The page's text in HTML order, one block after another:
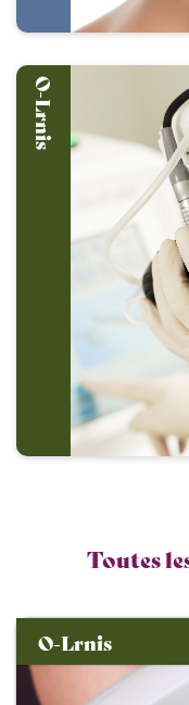
O-Lrnis
Toutes
O-Lrnis